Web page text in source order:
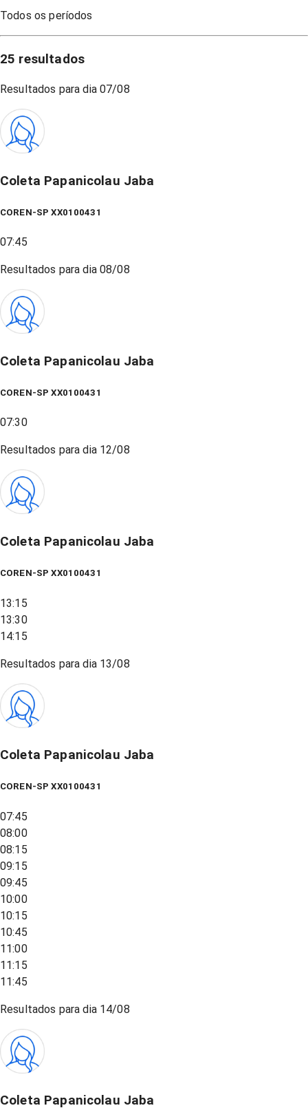
Todos os períodos
25 resultados
Resultados para dia07/08
Coleta Papanicolau Jaba
COREN-SP XX0100431
07:45
Resultados para dia08/08
Coleta Papanicolau Jaba
COREN-SP XX0100431
07:30
Resultados para dia 12/08
Coleta Papanicolau Jaba
COREN-SP XX0100431
13:15
13:30
14:15
Resultados para dia 13/08
Coleta Papanicolau Jaba
COREN-SP XX0100431
07:45
08:00
08:15
09:15
09:45
10:00
10:15
10:45
11:00
11:15
11:45
Resultados para dia 14/08
Coleta Papanicolau Jaba